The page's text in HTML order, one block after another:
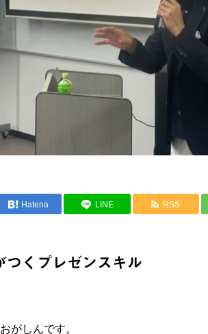
Hatena LINE RSS
つくプレゼンスキル
がしんです。